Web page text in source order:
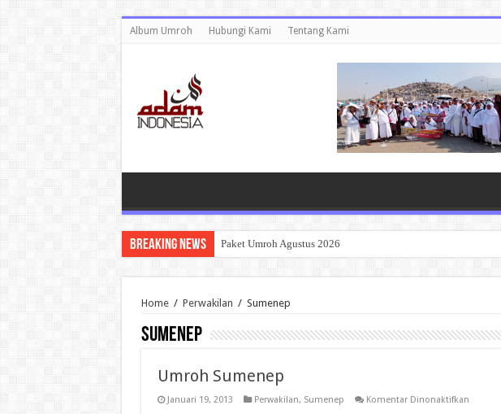
Album Umroh Hubungi Kami Tentang Kami
Breaking News Paket Umroh Agustus 2026
Home / Perwakilan / Sumenep
Sumenep
Umroh Sumenep
Januari 19, 2013 Perwakilan, Sumenep Komentar Dinonaktifkanpada